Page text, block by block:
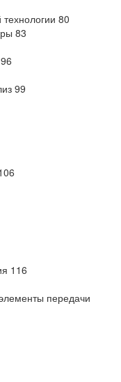
80
83
99
116
передачи